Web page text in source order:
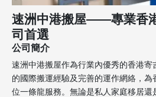
速洲中港搬屋——專業香
司首選
公司簡介
速洲中港搬屋作為行業內優秀的香港寄
的國際搬運經驗及完善的運作網絡，
位一條龍服務。無論是私人家庭移居還